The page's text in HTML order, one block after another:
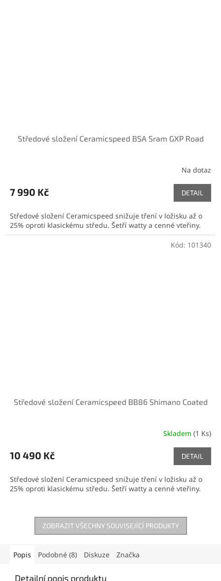
Středové složení Ceramicspeed BSA Sram GXP Road
Na dotaz
7 990 Kč DETAIL
Středové složení Ceramicspeed snižuje tření v ložisku až o
25% oproti klasickému středu. Šetří watty a cenné vteřiny.
Středové složení Ceramicspeed BB86 Shimano Coated
Skladem (1 Ks)
10 490 Kč DETAIL
Středové složení Ceramicspeed snižuje tření v ložisku až o
25% oproti klasickému středu. Šetří watty a cenné vteřiny.
Kód: 101340
ZOBRAZIT VŠECHNY SOUVISEJÍCÍ PRODUKTY
Popis Podobné (8) Diskuze Značka
Detailní popis produktu